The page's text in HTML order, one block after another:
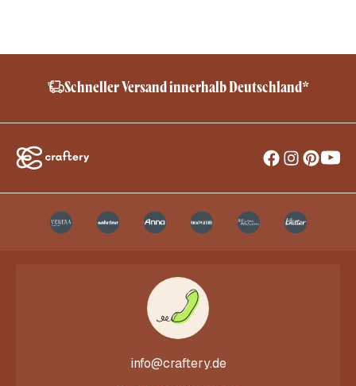
Schneller Versand innerhalb Deutschland*
info@craftery.de